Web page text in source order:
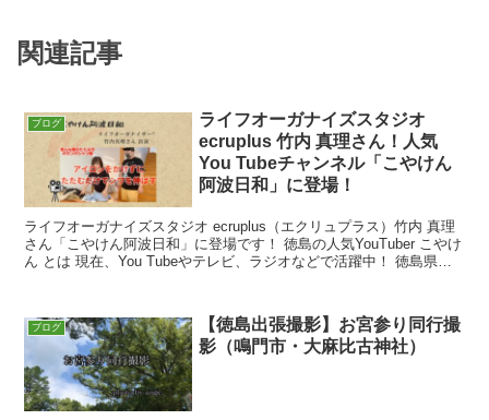
関連記事
ブログ
ライフオーガナイズスタジオ
ecruplus 竹内 真理さん！人気
You Tubeチャンネル「こやけん
阿波日和」に登場！
ライフオーガナイズスタジオ ecruplus（エクリュプラス）竹内 真理
さん「こやけん阿波日和」に登場です！ 徳島の人気YouTuber こやけ
ん とは 現在、You Tubeやテレビ、ラジオなどで活躍中！ 徳島県在
ブログ
【徳島出張撮影】お宮参り同行撮
影（鳴門市・大麻比古神社）